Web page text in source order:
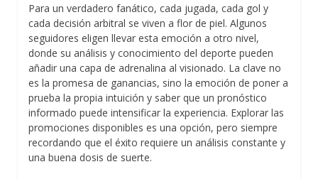
Para un verdadero fanático, cada jugada, cada gol y
cada decisión arbitral se viven a flor de piel. Algunos
seguidores eligen llevar esta emoción a otro nivel,
donde su análisis y conocimiento del deporte pueden
añadir una capa de adrenalina al visionado. La clave no
es la promesa de ganancias, sino la emoción de poner a
prueba la propia intuición y saber que un pronóstico
informado puede intensificar la experiencia. Explorar las
promociones disponibles es una opción, pero siempre
recordando que el éxito requiere un análisis constante y
una buena dosis de suerte.